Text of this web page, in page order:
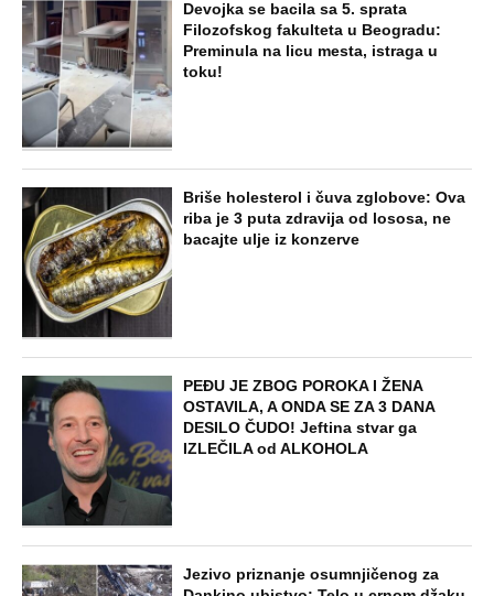
Devojka se bacila sa 5. sprata
Filozofskog fakulteta u Beogradu:
Preminula na licu mesta, istraga u
toku!
Briše holesterol i čuva zglobove: Ova
riba je 3 puta zdravija od lososa, ne
bacajte ulje iz konzerve
PEĐU JE ZBOG POROKA I ŽENA
OSTAVILA, A ONDA SE ZA 3 DANA
DESILO ČUDO! Jeftina stvar ga
IZLEČILA od ALKOHOLA
Jezivo priznanje osumnjičenog za